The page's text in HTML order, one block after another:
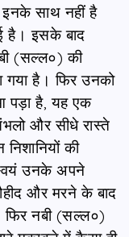
इनके साथ नहीं है
है। इसके बाद
(सल्ल०) की
गया है। फिर उनको
पड़ा है, यह एक
और सीधे रास्ते
की
उनके अपने
और मरने के बाद
फिर नबी (सल्ल०)